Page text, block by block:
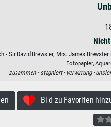
- Sir David Brewster, Mrs. James
Fotopapier,
zusammen · stagniert · verwirrung ·
Bild zu Favoriten